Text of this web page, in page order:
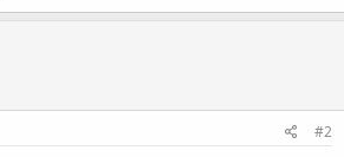
#2